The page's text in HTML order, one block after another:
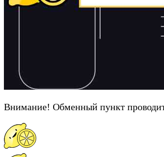
Внимание! Обменный пункт